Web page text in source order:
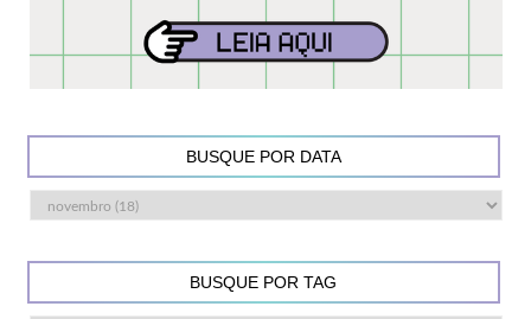
BUSQUE POR DATA
BUSQUE POR TAG